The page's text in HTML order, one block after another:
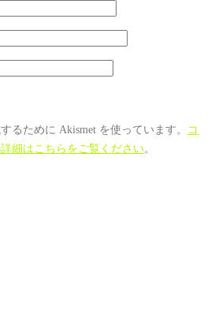
るために Akismet を使っています。
コ
細はこちらをご覧ください。